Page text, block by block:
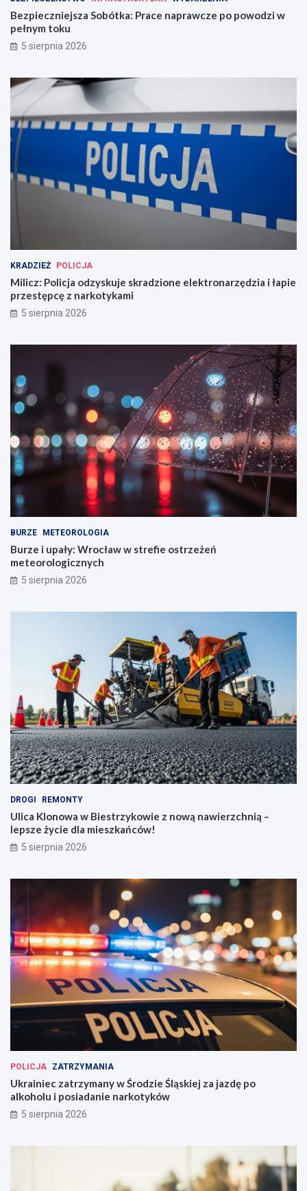
Bezpieczniejsza Sobótka: Prace naprawcze po powodzi w
pełnym toku
5 sierpnia 2026
KRADZIEŻ POLICJA
Milicz: Policja odzyskuje skradzione elektronarzędzia i łapie
przestępcę z narkotykami
5 sierpnia 2026
BURZE METEOROLOGIA
Burze i upały: Wrocław w strefie ostrzeżeń
meteorologicznych
5 sierpnia 2026
DROGI REMONTY
Ulica Klonowa w Biestrzykowie z nową nawierzchnią –
lepsze życie dla mieszkańców!
5 sierpnia 2026
POLICJA ZATRZYMANIA
Ukrainiec zatrzymany w Środzie Śląskiej za jazdę po
alkoholu i posiadanie narkotyków
5 sierpnia 2026